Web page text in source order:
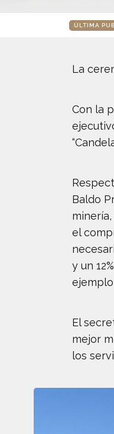
ÚLTIMA
La
Con la
Baldo
el
y un
El
mejor
los